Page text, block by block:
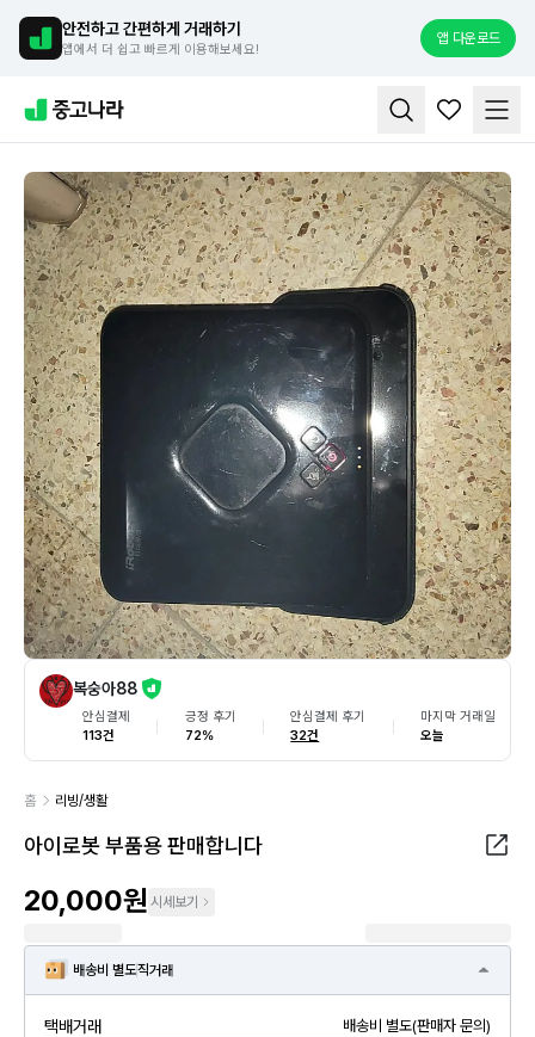
안전하고 간편하게 거래하기
앱에서 더 쉽고 빠르게 이용해보세요!
앱 다운로드
복숭아88
안심결제
113건
긍정 후기
72%
안심결제 후기
32건
마지막 거래일
오늘
홈 리빙/생활
아이로봇 부품용 판매합니다
20,000원 시세보기
배송비 별도직거래
택배거래 배송비 별도(판매자 문의)